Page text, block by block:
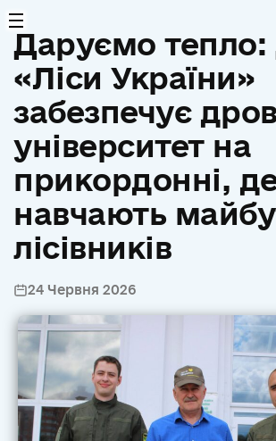
Даруємо
«Ліси України»
забезпечує
університет на
прикордонні,
навчають
лісівників
24 Червня 2026